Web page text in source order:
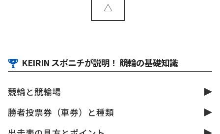
△
KEIRIN スポニチが説明！ 競輪の基礎知識
競輪と競輪場
勝者投票券（車券）と種類